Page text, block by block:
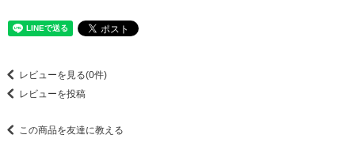
レビューを見る(0件)
レビューを投稿
この商品を友達に教える